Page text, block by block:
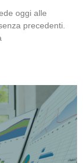
oggi alle
precedenti.